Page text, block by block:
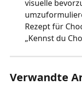
visuelle
Rezept für
„Kennst du
Verwandte